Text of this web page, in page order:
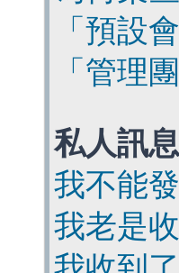
「預設
「管理
私人訊息
我不能
我老是